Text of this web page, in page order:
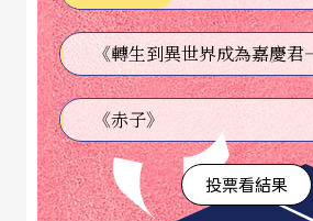
明信片、一排錶框兒童畫、開了
牆、雪地枯枝造景。其中，明信
位冷氣師傅之間的「交往」。明
往，經手的人都看得到內容，也
形式，二人刻意以「藝術家」、
與互稱，直指作品踰越身分位階
《赤子》
投票看結果